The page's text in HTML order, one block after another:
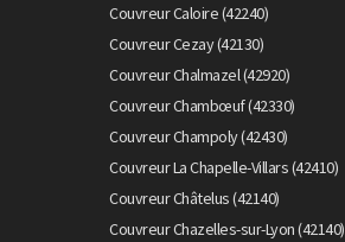
Couvreur Caloire (42240)
Couvreur Cezay (42130)
Couvreur Chalmazel (42920)
Couvreur Chambœuf (42330)
Couvreur Champoly (42430)
Couvreur La Chapelle-Villars (42410)
Couvreur Châtelus (42140)
Couvreur Chazelles-sur-Lyon (42140)